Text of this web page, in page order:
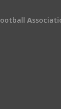
ootball A